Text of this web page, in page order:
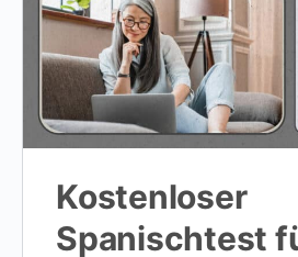
Kostenloser
Spanischtest